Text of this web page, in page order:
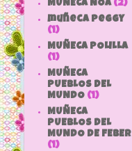
MUÑECA NOA (2)
muñeca peggy
(1)
MUÑECA POLILLA
(1)
MUÑECA
PUEBLOS DEL
MUNDO (1)
MUÑECA
PUEBLOS DEL
MUNDO DE FEBER
(1)